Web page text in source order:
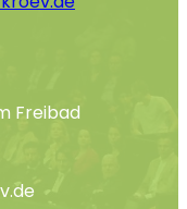
Freibad